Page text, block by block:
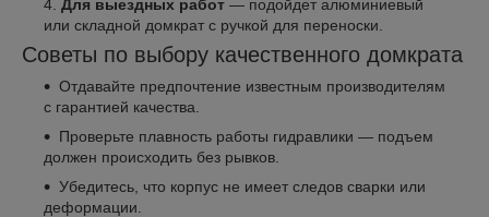
Для выездных работ — подойдет алюминиевый
или складной домкрат с ручкой для переноски.
Советы по выбору качественного домкрата
Отдавайте предпочтение известным производителям
с гарантией качества.
Проверьте плавность работы гидравлики — подъем
должен происходить без рывков.
Убедитесь, что корпус не имеет следов сварки или
деформации.